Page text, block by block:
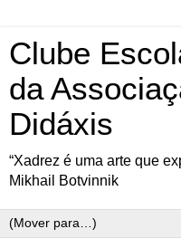
Clube
da
Didáxis
“Xadrez é uma arte que
Mikhail Botvinnik